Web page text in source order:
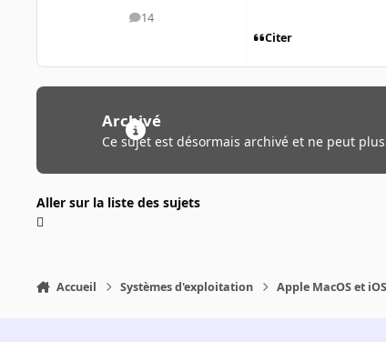
14
messages
Citer
Archivé
Ce sujet est désormais archivé et ne peut
Aller sur la liste des sujets
Accueil Systèmes d'exploitation Apple MacOS et iOS